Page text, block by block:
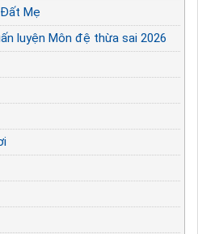
Mẹ
luyện Môn đệ thừa sai 2026